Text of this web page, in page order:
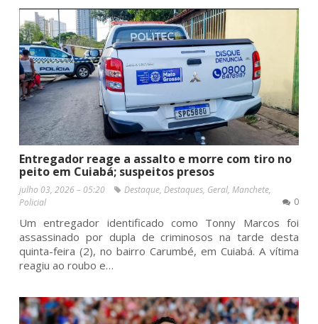
Entregador reage a assalto e morre com tiro no
peito em Cuiabá; suspeitos presos
julho 03, 2026 – 05:20 Destaque, Destaques, Geral, Manchete,
Policial
0
Um entregador identificado como Tonny Marcos foi
assassinado por dupla de criminosos na tarde desta
quinta-feira (2), no bairro Carumbé, em Cuiabá. A vítima
reagiu ao roubo e…